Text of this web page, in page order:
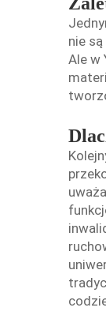
nie
Ale w